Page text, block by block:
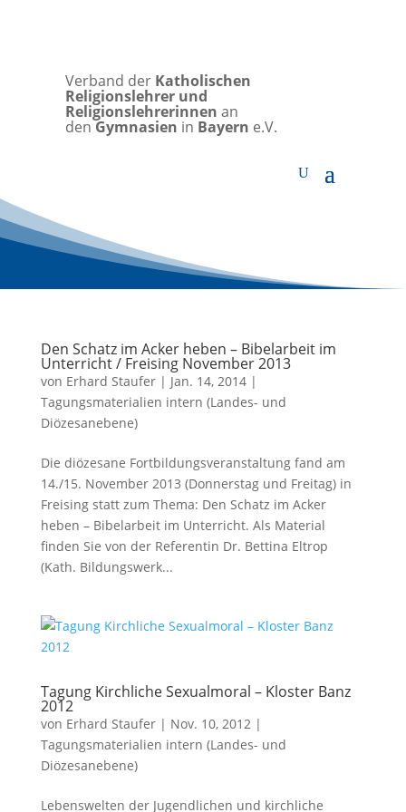
Verband der Katholischen
Religionslehrer und
Religionslehrerinnen an
denGymnasien in Bayern e.V.
Den Schatz im Acker heben – Bibelarbeit im
Unterricht / Freising November 2013
von Erhard Staufer| Jan. 14, 2014|
Tagungsmaterialien intern (Landes- und
Diözesanebene)
Die diözesane Fortbildungsveranstaltung fand am
14./15. November 2013 (Donnerstag und Freitag) in
Freising statt zum Thema: Den Schatz im Acker
heben – Bibelarbeit im Unterricht. Als Material
finden Sie von der Referentin Dr. Bettina Eltrop
(Kath. Bildungswerk...
Tagung Kirchliche Sexualmoral – Kloster Banz
2012
von Erhard Staufer| Nov. 10, 2012|
Tagungsmaterialien intern (Landes- und
Diözesanebene)
Lebenswelten der Jugendlichen und kirchliche